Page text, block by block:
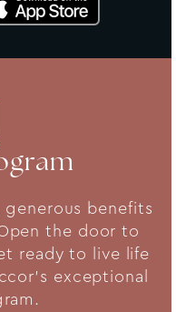
benefits
the door to
ready to live life
exceptional